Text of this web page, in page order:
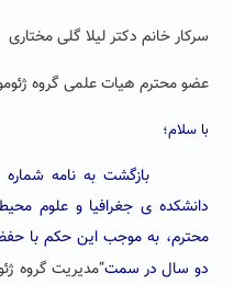
سرکار خانم دکتر لیلا گلی مختاری
عضو محترم هیات علمی گروه
با سلام؛
دانشکده ی جغرافیا و علوم
محترم، به موجب این حکم با
دو سال در سمت“مدیریت گروه